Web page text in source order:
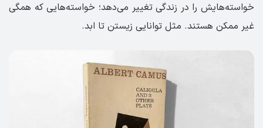
خواسته‌هایش را در زندگی تغییر می‌دهد؛ خواسته‌هایی که همگی
غیر ممکن هستند. مثل توانایی زیستن تا ابد.